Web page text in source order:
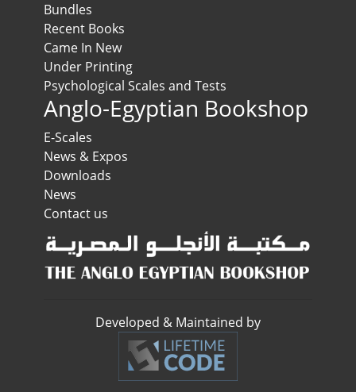
Bundles
Recent Books
Came In New
Under Printing
Psychological Scales and Tests
Anglo-Egyptian Bookshop
E-Scales
News & Expos
Downloads
News
Contact us
Developed & Maintained by